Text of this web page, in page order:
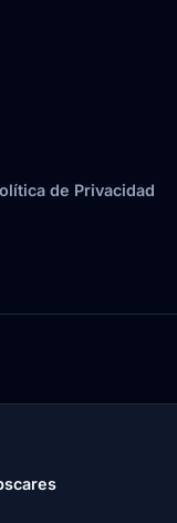
de Privacidad